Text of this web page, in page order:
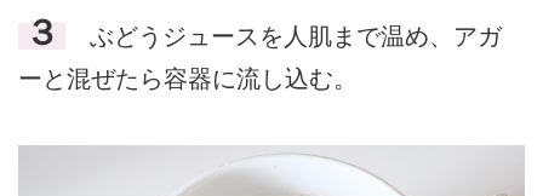
３
ぶどうジュースを人肌まで温め、アガ
ーと混ぜたら容器に流し込む。